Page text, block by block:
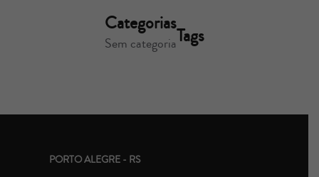
Categorias
Sem categoriaTags
PORTO ALEGRE - RS